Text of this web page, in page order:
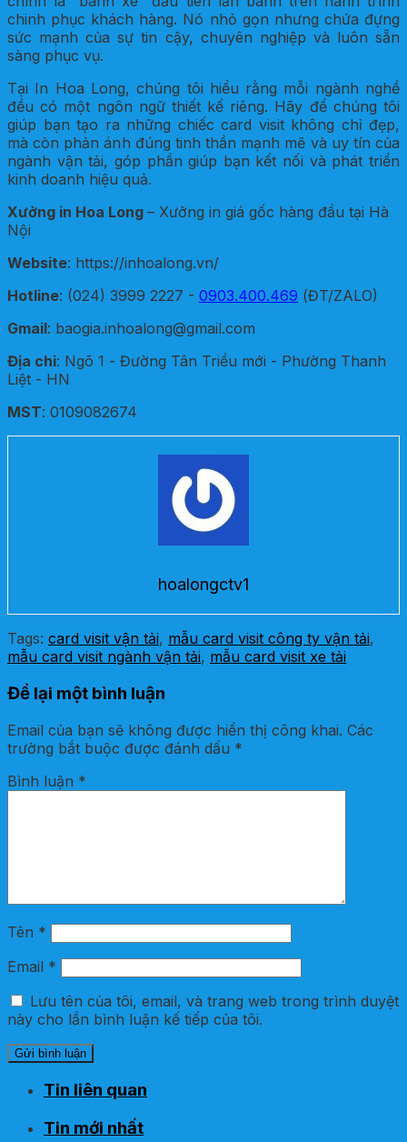
chinh phục khách hàng. Nó nhỏ gọn nhưng chứa đựng
sức mạnh của sự tin cậy, chuyên nghiệp và luôn sẵn
sàng phục vụ.
Tại In Hoa Long, chúng tôi hiểu rằng mỗi ngành nghề
đều có một ngôn ngữ thiết kế riêng. Hãy để chúng tôi
giúp bạn tạo ra những chiếc card visit không chỉ đẹp,
mà còn phản ánh đúng tinh thần mạnh mẽ và uy tín của
ngành vận tải, góp phần giúp bạn kết nối và phát triển
kinh doanh hiệu quả.
Xưởng in Hoa Long – Xưởng in giá gốc hàng đầu tại Hà
Nội
Website: https://inhoalong.vn/
Hotline: (024) 3999 2227 - 0903.400.469 (ĐT/ZALO)
Gmail: baogia.inhoalong@gmail.com
Địa chỉ: Ngõ 1 - Đường Tân Triều mới - Phường Thanh
Liệt - HN
MST: 0109082674
hoalongctv1
Tags: card visit vận tải, mẫu card visit công ty vận tải,
mẫu card visit ngành vận tải, mẫu card visit xe tải
Để lại một bình luận
Email của bạn sẽ không được hiển thị công khai. Các
trường bắt buộc được đánh dấu *
Bình luận *
Tên *
Email *
Lưu tên của tôi, email, và trang web trong trình duyệt
này cho lần bình luận kế tiếp của tôi.
Tin liên quan
Tin mới nhất